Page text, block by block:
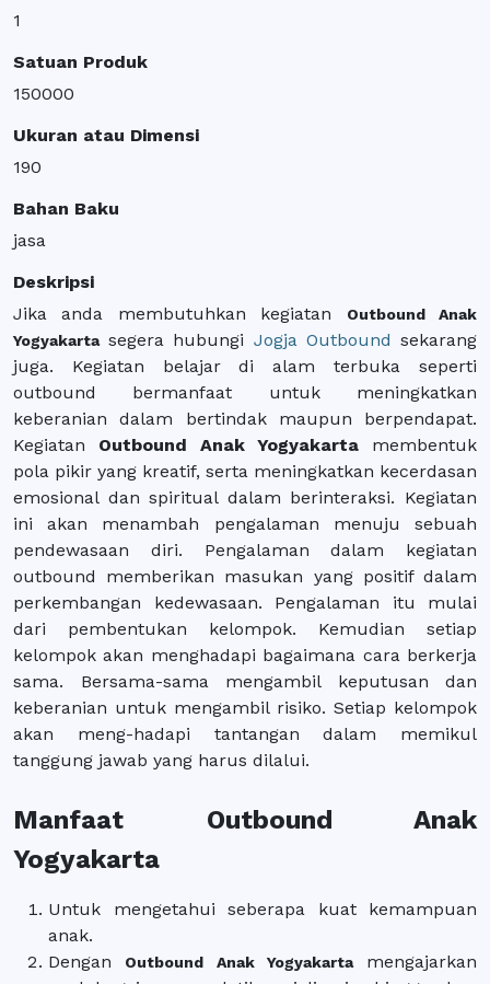
1
Satuan Produk
150000
Ukuran atau Dimensi
190
Bahan Baku
jasa
Deskripsi
Jika anda membutuhkan kegiatan
Outbound Anak
Yogyakartasegera hubungi Jogja Outbound sekarang
juga. Kegiatan belajar di alam terbuka seperti
outbound bermanfaat untuk meningkatkan
keberanian dalam bertindak maupun berpendapat.
Kegiatan Outbound Anak Yogyakarta membentuk
pola pikir yang kreatif, serta meningkatkan kecerdasan
emosional dan spiritual dalam berinteraksi. Kegiatan
ini akan menambah pengalaman menuju sebuah
pendewasaan diri. Pengalaman dalam kegiatan
outbound memberikan masukan yang positif dalam
perkembangan kedewasaan. Pengalaman itu mulai
dari pembentukan kelompok. Kemudian setiap
kelompok akan menghadapi bagaimana cara berkerja
sama. Bersama-sama mengambil keputusan dan
keberanian untuk mengambil risiko. Setiap kelompok
akan meng-hadapi tantangan dalam memikul
tanggung jawab yang harus dilalui.
Manfaat Outbound Anak
Yogyakarta
Untuk mengetahui seberapa kuat kemampuan
anak.
Dengan
Outbound Anak Yogyakartamengajarkan